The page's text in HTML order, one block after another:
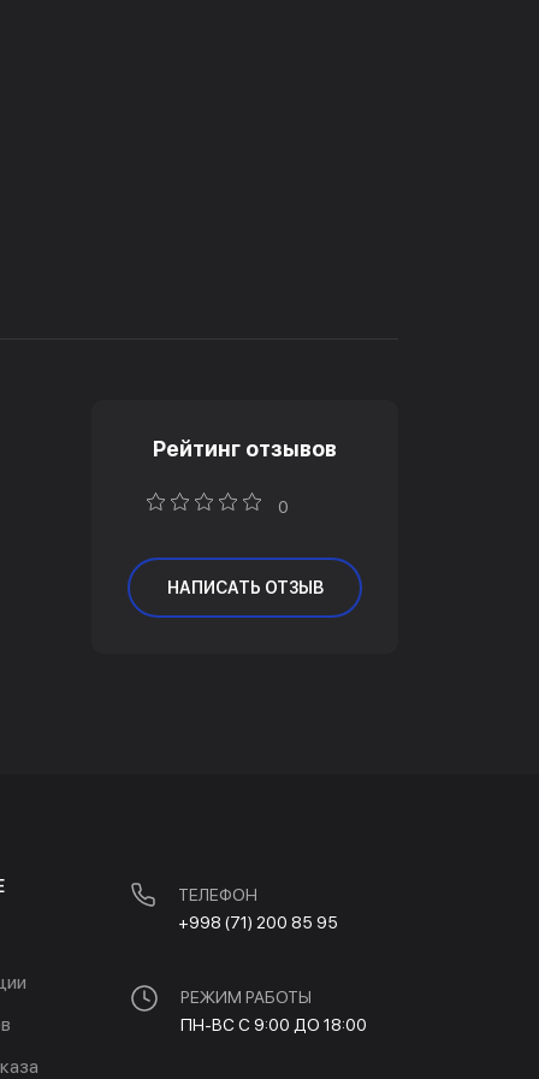
Рейтинг отзывов
0
НАПИСАТЬ ОТЗЫВ
ТЕЛЕФОН
+998 (71) 200 85 95
РЕЖИМ РАБОТЫ
ПН-ВС С 9:00 ДО 18:00